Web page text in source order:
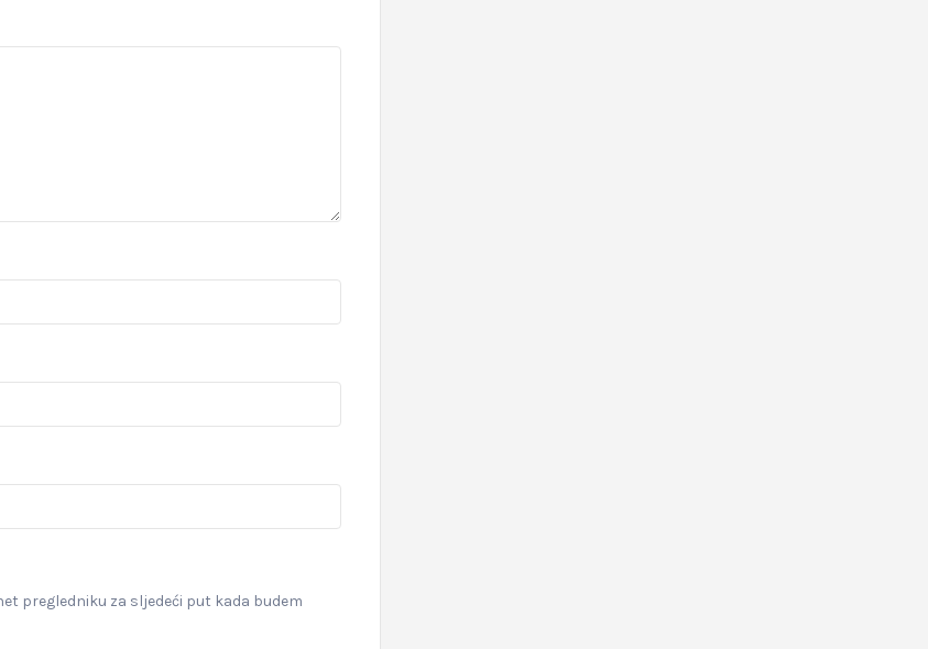
pregledniku za sljedeći put kada budem